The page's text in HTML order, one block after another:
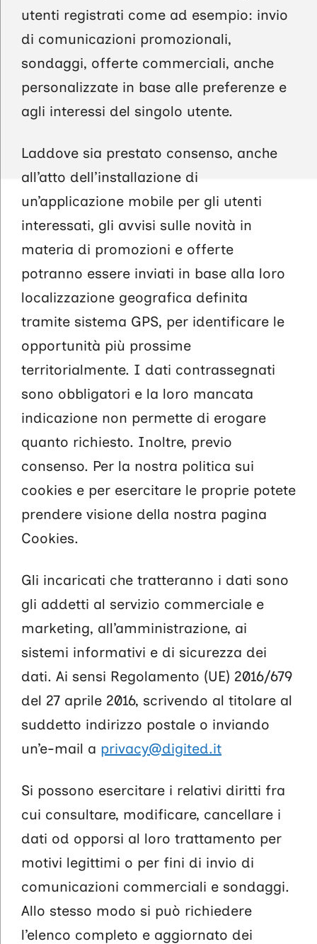
utenti registrati come ad esempio: invio
di comunicazioni promozionali,
sondaggi, offerte commerciali, anche
personalizzate in base alle preferenze e
agli interessi del singolo utente.
Laddove sia prestato consenso, anche
all’atto dell’installazione di
un’applicazione mobile per gli utenti
interessati, gli avvisi sulle novità in
materia di promozioni e offerte
potranno essere inviati in base alla loro
localizzazione geografica definita
tramite sistema GPS, per identificare le
opportunità più prossime
territorialmente. I dati contrassegnati
sono obbligatori e la loro mancata
indicazione non permette di erogare
quanto richiesto. Inoltre, previo
consenso. Per la nostra politica sui
cookies e per esercitare le proprie potete
prendere visione della nostra pagina
Cookies.
Gli incaricati che tratteranno i dati sono
gli addetti al servizio commerciale e
marketing, all’amministrazione, ai
sistemi informativi e di sicurezza dei
dati. Ai sensi Regolamento (UE) 2016/679
del 27 aprile 2016, scrivendo al titolare al
suddetto indirizzo postale o inviando
un’e-mail a privacy@digited.it
Si possono esercitare i relativi diritti fra
cui consultare, modificare, cancellare i
dati od opporsi al loro trattamento per
motivi legittimi o per fini di invio di
comunicazioni commerciali e sondaggi.
Allo stesso modo si può richiedere
l’elenco completo e aggiornato dei